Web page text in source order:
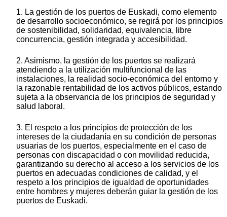
1. La gestión de los puertos de Euskadi, como elemento
de desarrollo socioeconómico, se regirá por los principios
de sostenibilidad, solidaridad, equivalencia, libre
concurrencia, gestión integrada y accesibilidad.
2. Asimismo, la gestión de los puertos se realizará
atendiendo a la utilización multifuncional de las
instalaciones, la realidad socio-económica del entorno y
la razonable rentabilidad de los activos públicos, estando
sujeta a la observancia de los principios de seguridad y
salud laboral.
3. El respeto a los principios de protección de los
intereses de la ciudadanía en su condición de personas
usuarias de los puertos, especialmente en el caso de
personas con discapacidad o con movilidad reducida,
garantizando su derecho al acceso a los servicios de los
puertos en adecuadas condiciones de calidad, y el
respeto a los principios de igualdad de oportunidades
entre hombres y mujeres deberán guiar la gestión de los
puertos de Euskadi.